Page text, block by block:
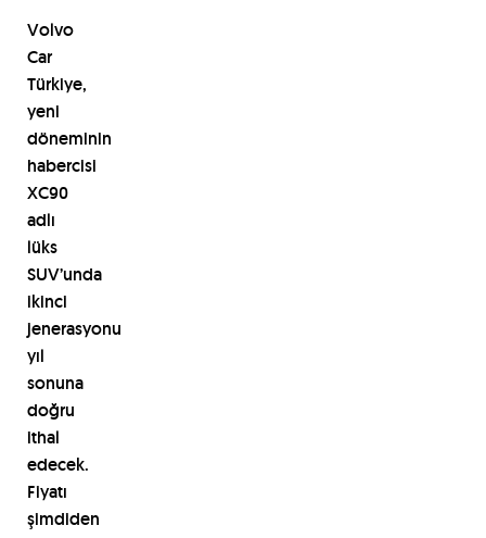
Volvo
Car
Türkiye,
yeni
döneminin
habercisi
XC90
adlı
lüks
SUV’unda
ikinci
jenerasyonu
yıl
sonuna
doğru
ithal
edecek.
Fiyatı
şimdiden